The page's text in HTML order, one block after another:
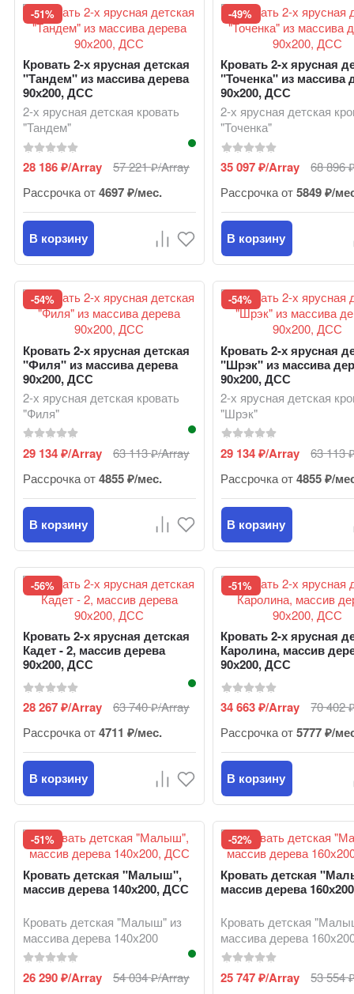
-51%
Кровать 2-х ярусная детская
"Тандем" из массива дерева
90х200, ДСС
2-х ярусная детская кровать
"Тандем"
28 186₽/Array 57 221₽/Array
Рассрочка от4697 ₽/мес.
В корзину
-49%
Кровать 2-х ярусная
"Точенка" из массива
90х200, ДСС
2-х ярусная детская
"Точенка"
35 097₽/Array 68 896
Рассрочка от5849 ₽/
В корзину
-54%
Кровать 2-х ярусная детская
"Филя" из массива дерева
90х200, ДСС
2-х ярусная детская кровать
"Филя"
29 134₽/Array 63 113₽/Array
Рассрочка от4855 ₽/мес.
В корзину
-54%
Кровать 2-х ярусная
"Шрэк" из массива
90х200, ДСС
2-х ярусная детская
"Шрэк"
29 134₽/Array 63 113
Рассрочка от4855 ₽/
В корзину
-56%
Кровать 2-х ярусная детская
Кадет - 2, массив дерева
90х200, ДСС
28 267₽/Array 63 740₽/Array
Рассрочка от4711 ₽/мес.
В корзину
-51%
Кровать 2-х ярусная
Каролина, массив
90х200, ДСС
34 663₽/Array 70 402
Рассрочка от5777 ₽/
В корзину
-51%
Кровать детская "Малыш",
массив дерева 140х200, ДСС
Кровать детская "Малыш" из
массива дерева 140х200
26 290₽/Array 54 034₽/Array
-52%
Кровать детская
массив дерева
Кровать детская
массива дерева
25 747₽/Array 53 554